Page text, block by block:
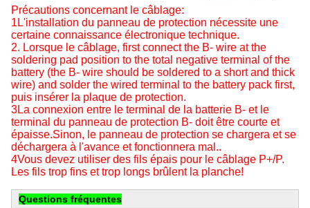
Précautions concernant le câblage:
1L'installation du panneau de protection nécessite une
certaine connaissance électronique technique.
2. Lorsque le câblage, first connect the B- wire at the
soldering pad position to the total negative terminal of the
battery (the B- wire should be soldered to a short and thick
wire) and solder the wired terminal to the battery pack first,
puis insérer la plaque de protection.
3La connexion entre le terminal de la batterie B- et le
terminal du panneau de protection B- doit être courte et
épaisse.Sinon, le panneau de protection se chargera et se
déchargera à l'avance et fonctionnera mal..
4Vous devez utiliser des fils épais pour le câblage P+/P.
Les fils trop fins et trop longs brûlent la planche!
Questions fréquentes